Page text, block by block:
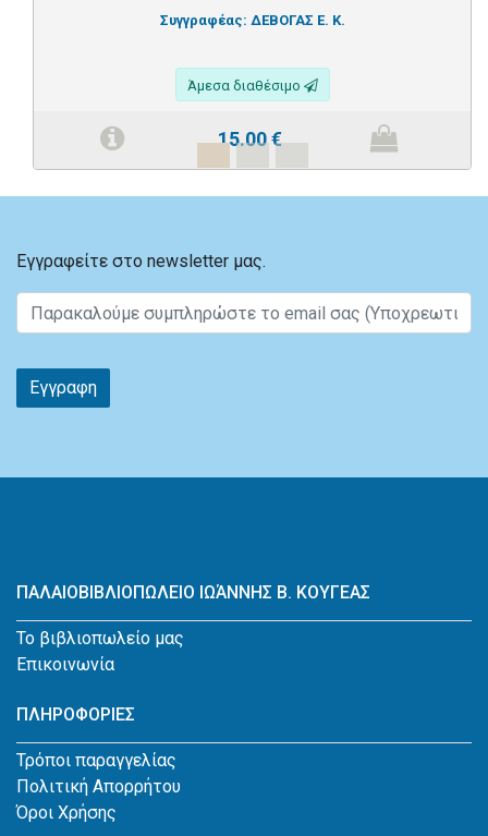
Συγγραφέας: ΔΕΒΟΓΑΣ Ε. Κ.
Άμεσα διαθέσιμο
15.00€
Εγγραφείτε στο newsletter μας.
Εγγραφη
ΠΑΛΑΙΟΒΙΒΛΙΟΠΩΛΕΙΟ ΙΩΆΝΝΗΣ Β. ΚΟΥΓΕΑΣ
Το βιβλιοπωλείο μας
Επικοινωνία
ΠΛΗΡΟΦΟΡΙΕΣ
Τρόποι παραγγελίας
Πολιτική Απορρήτου
Όροι Χρήσης